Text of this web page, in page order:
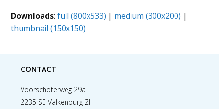
Downloads:full (800x533) | medium (300x200) |
thumbnail (150x150)
CONTACT
Voorschoterweg 29a
2235 SE Valkenburg ZH